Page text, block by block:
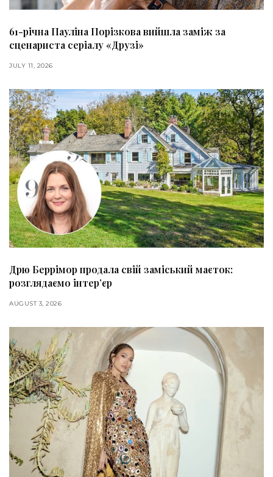
61-річна Пауліна Порізкова вийшла заміж за
сценариста серіалу «Друзі»
JULY 11, 2026
Дрю Беррімор продала свій заміський маєток:
розглядаємо інтер’єр
AUGUST 3, 2026